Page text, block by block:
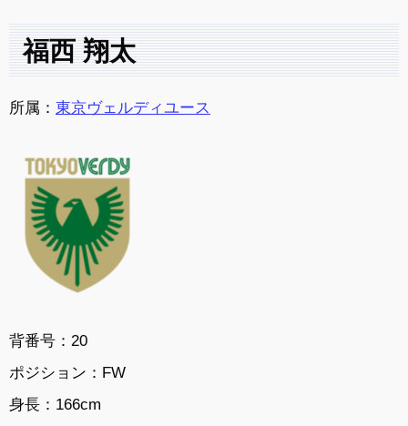
福西 翔太
所属： 東京ヴェルディユース
背番号：20
ポジション： FW
身長： 166cm